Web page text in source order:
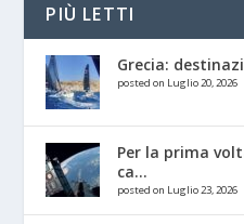
PIÙ LETTI
Grecia:
posted on Luglio 20, 2026
Per la prima
ca...
posted on Luglio 23, 2026